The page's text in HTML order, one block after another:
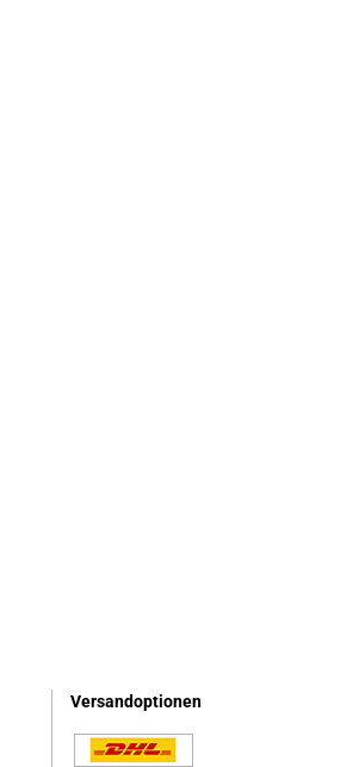
Versandoptionen